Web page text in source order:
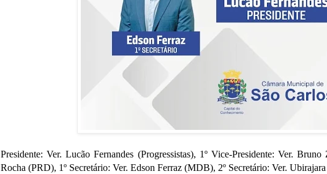
Presidente: Ver. Lucão Fernandes (Progressistas), 1º Vice-Presidente: Ver.
Rocha (PRD), 1º Secretário: Ver. Edson Ferraz (MDB), 2º Secretário: Ver.